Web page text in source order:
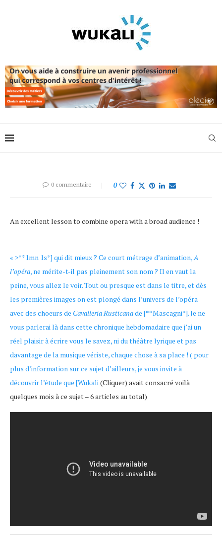
0 commentaire 0
An excellent lesson to combine opera with a broad audience !
« >**1mn 1s*] qui dit mieux ? Ce court métrage d’animation,A
l’opéra, ne mérite-t-il pas pleinement son nom ? Il en vaut la
peine, vous allez le voir. Tout ou presque est dans le titre, et dès
les premières images on est plongé dans l’univers de l’opéra
avec des choeurs de Cavalleria Rusticanade [**Mascagni*]. Je ne
vous parlerai là dans cette chronique hebdomadaire que j’ai un
réel plaisir à écrire vous le savez, ni du théâtre lyrique et pas
davantage de la musique vériste, chaque chose à sa place ! ( pour
plus d’information sur ce sujet d’ailleurs, je vous invite à
découvrir l’étude que [Wukali (Cliquer) avait consacré voilà
quelques mois à ce sujet – 6 articles au total)